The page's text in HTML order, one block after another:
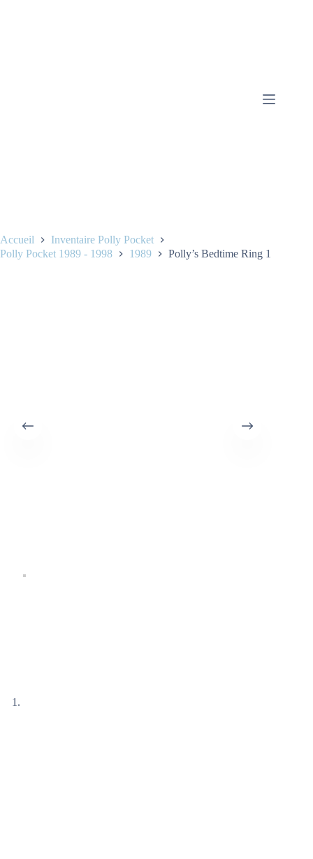
Accueil
Inventaire Polly Pocket
Polly Pocket 1989 - 1998
1989 Polly’s Bedtime Ring 1